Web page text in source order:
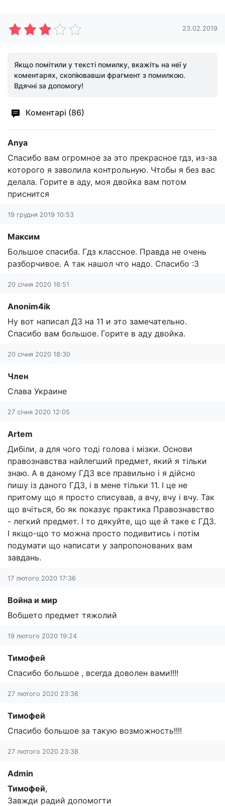
23.02.2019
Якщо помітили у тексті помилку, вкажіть на неї у
коментарях, скопіювавши фрагмент з помилкою.
Вдячні за допомогу!
Коментарі (86)
Anya
Спасибо вам огромное за это прекрасное гдз, из-за
которого я заволила контрольную. Чтобы я без вас
делала. Горите в аду, моя двойка вам потом
приснится
19 грудня 2019 10:53
Максим
Большое спасиба. Гдз классное. Правда не очень
разборчивое. А так нашол что надо. Спасибо :3
20 січня 2020 16:51
Anonim4ik
Ну вот написал ДЗ на 11 и это замечательно.
Спасибо вам большое. Горите в аду двойка.
20 січня 2020 18:30
Член
Слава Украине
27 січня 2020 12:05
Artem
Дибіли, а для чого тоді голова і мізки. Основи
правознавства найлегший предмет, який я тільки
знаю. А в даному ГДЗ все правильно і я дійсно
пишу із даного ГДЗ, і в мене тільки 11. І це не
притому що я просто списував, а вчу, вчу і вчу. Так
що вчіться, бо як показує практика Правознавство
- легкий предмет. І то дякуйте, що ще й таке є ГДЗ.
І якщо-що то можна просто подивитись і потім
подумати що написати у запропонованих вам
завдань.
17 лютого 2020 17:36
Война и мир
Вобшето предмет тяжолий
19 лютого 2020 19:24
Тимофей
Спасибо большое , всегда доволен вами!!!!
27 лютого 2020 23:36
Тимофей
Спасибо большое за такую возможность!!!!
27 лютого 2020 23:38
Admin
Тимофей,
Завжди радий допомогти